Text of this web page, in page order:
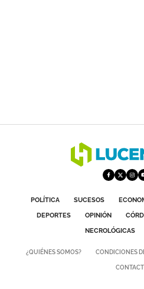
POLÍTICA SUCESOS
DEPORTES
OPINIÓN
NECROLÓGICAS
¿QUIÉNES SOMOS? CONDICIONES